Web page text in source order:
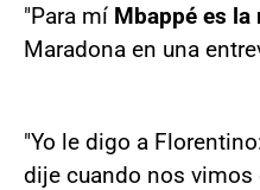
"Para mí Mbappé es la
Maradona en una
"Yo le digo a
dije cuando nos vimos